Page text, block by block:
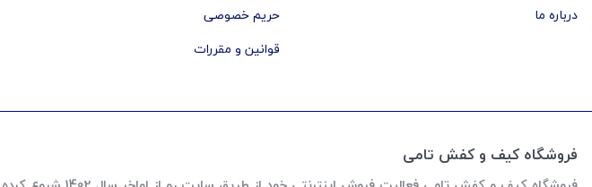
درباره ما
حریم خصوصی
قوانین و مقررات
فروشگاه کیف و کفش تامی